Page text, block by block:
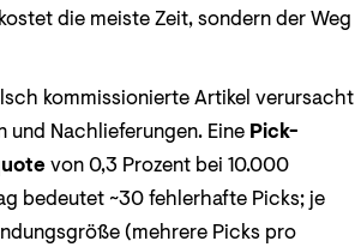
die meiste Zeit, sondern der Weg
kommissionierte Artikel verursacht
und Nachlieferungen. Eine Pick-
von 0,3 Prozent bei 10.000
bedeutet ~30 fehlerhafte Picks; je
(mehrere Picks pro